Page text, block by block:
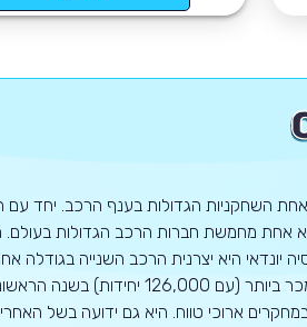
השחקניות הגדולות בענף הרכב. יחד עם
אחת מחמשת חברות הרכב הגדולות בעולם.
1968 בארה"ב והוא קבע שיא לרכב